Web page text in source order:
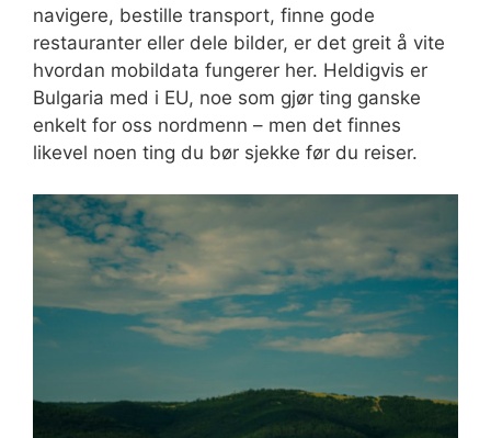
navigere, bestille transport, finne gode
restauranter eller dele bilder, er det greit å vite
hvordan mobildata fungerer her. Heldigvis er
Bulgaria med i EU, noe som gjør ting ganske
enkelt for oss nordmenn – men det finnes
likevel noen ting du bør sjekke før du reiser.